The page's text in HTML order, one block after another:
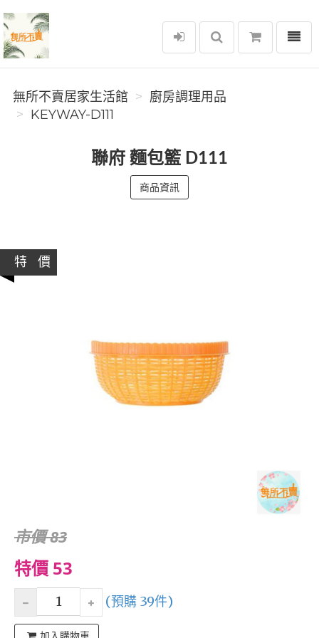
無所不賣居家生活館
選單
無所不賣居家生活館
廚房調理用品
KEYWAY-D111
聯府 麵包籃 D111
商品資訊
特 價
市價 83
特價 53
(預購 39件)